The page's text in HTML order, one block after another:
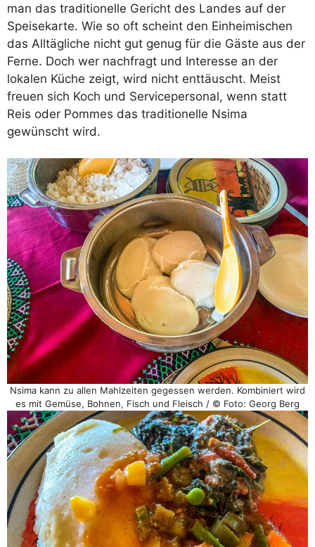
man das traditionelle Gericht des Landes auf der
Speisekarte. Wie so oft scheint den Einheimischen
das Alltägliche nicht gut genug für die Gäste aus der
Ferne. Doch wer nachfragt und Interesse an der
lokalen Küche zeigt, wird nicht enttäuscht. Meist
freuen sich Koch und Servicepersonal, wenn statt
Reis oder Pommes das traditionelle Nsima
gewünscht wird.
Nsima kann zu allen Mahlzeiten gegessen werden. Kombiniert wird
es mit Gemüse, Bohnen, Fisch und Fleisch / © Foto: Georg Berg